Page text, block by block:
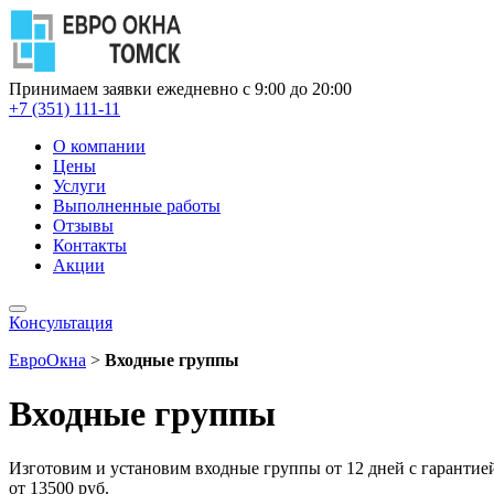
Принимаем заявки ежедневно с 9:00 до 20:00
+7 (351) 111-11
О компании
Цены
Услуги
Выполненные работы
Отзывы
Контакты
Акции
Консультация
ЕвроОкна > Входные группы
Входные группы
Изготовим и установим входные группы от 12 дней с
от 13500 руб.